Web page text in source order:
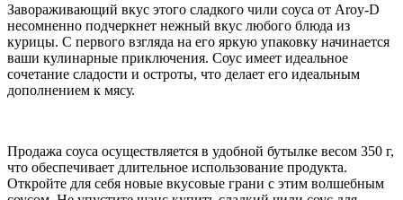
Завораживающий вкус этого сладкого чили соуса от Aroy-D
несомненно подчеркнет нежный вкус любого блюда из
курицы. С первого взгляда на его яркую упаковку начинается
ваши кулинарные приключения. Соус имеет идеальное
сочетание сладости и остроты, что делает его идеальным
дополнением к мясу.
Продажа соуса осуществляется в удобной бутылке весом 350 г,
что обеспечивает длительное использование продукта.
Откройте для себя новые вкусовые грани с этим волшебным